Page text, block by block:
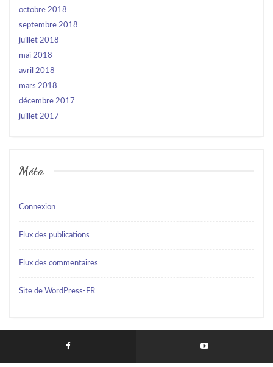
octobre 2018
septembre 2018
juillet 2018
mai 2018
avril 2018
mars 2018
décembre 2017
juillet 2017
Méta
Connexion
Flux des publications
Flux des commentaires
Site de WordPress-FR